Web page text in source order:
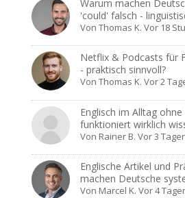
Warum machen
'could' falsch -
VonThomas K. Vor 18
Netflix & Podcasts für
- praktisch sinnvoll?
VonThomas K. Vor 2
Englisch im Alltag ohne
funktioniert wirklich
Von Rainer B. Vor 3
Englische Artikel und
machen Deutsche
Von Marcel K. Vor 4